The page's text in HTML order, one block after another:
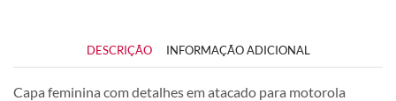
DESCRIÇÃO INFORMAÇÃO ADICIONAL
Capa feminina com detalhes em atacado para motorola